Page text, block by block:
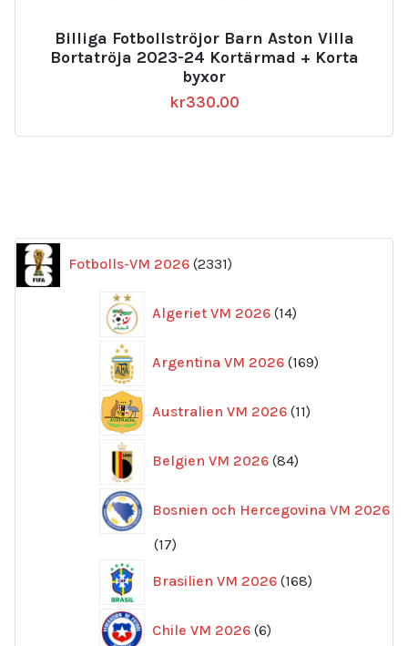
Billiga Fotbollströjor Barn Aston Villa
Bortatröja 2023-24 Kortärmad + Korta
byxor
kr330.00
Fotbolls-VM 2026 2331
produkter
Algeriet VM 2026 14
produkter
Argentina VM 2026 169
produkter
Australien VM 2026 11
produkter
Belgien VM 2026 84
produkter
Bosnien och Hercegovina VM 2026
1717
Brasilien VM 2026 168
produkter
Chile VM 2026 6
produkter